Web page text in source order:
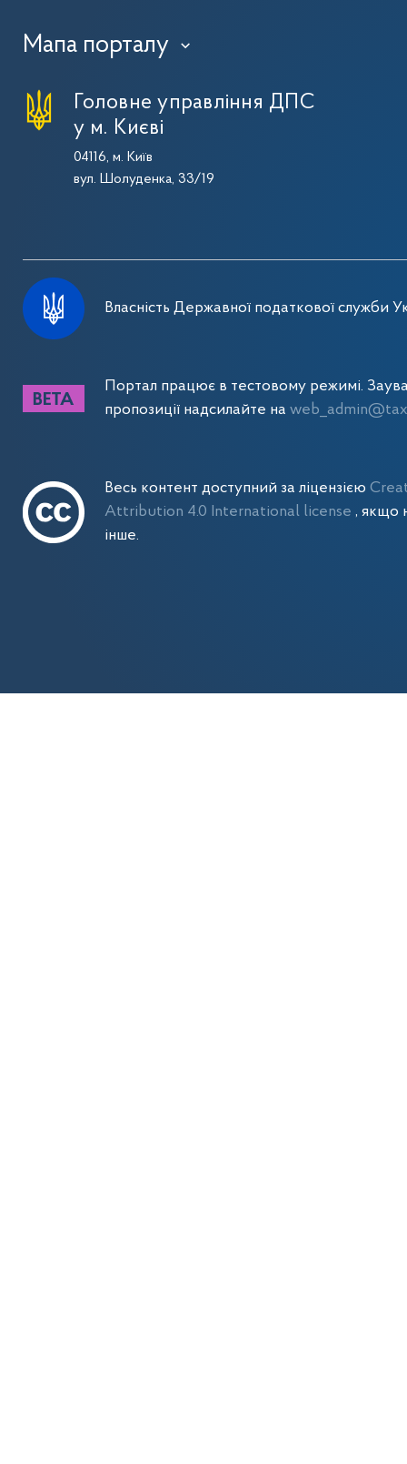
Мапа порталу ›
Головне управління ДПС
у м. Києві
04116, м. Київ
вул. Шолуденка, 33/19
Власність Державної податкової служби
Портал працює в тестовому режимі.
пропозиції надсилайте на
Весь контент доступний за ліцензією
Attribution 4.0 International license , якщо
інше.